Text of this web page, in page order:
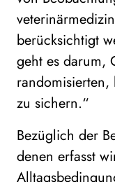
berücksichtigt
geht es darum,
randomisierten,
zu sichern.“
Bezüglich der
denen erfasst